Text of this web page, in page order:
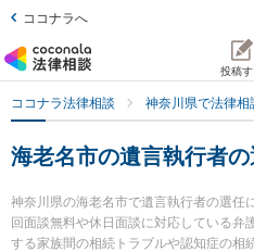
ココナラへ
投稿す
ココナラ法律相談 神奈川県で法律相
海老名市の遺言執行者
神奈川県の海老名市で遺言執行者の選任
回面談無料や休日面談に対応している弁
する家族間の相続トラブルや認知症の相